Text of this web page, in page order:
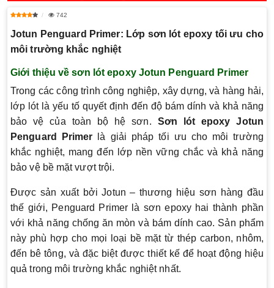
742
Jotun Penguard Primer: Lớp sơn lót epoxy tối ưu cho
môi trường khắc nghiệt
Giới thiệu về sơn lót epoxy Jotun Penguard Primer
Trong các công trình công nghiệp, xây dựng, và hàng hải,
lớp lót là yếu tố quyết định đến độ bám dính và khả năng
bảo vệ của toàn bộ hệ sơn. Sơn lót epoxy Jotun
Penguard Primer là giải pháp tối ưu cho môi trường
khắc nghiệt, mang đến lớp nền vững chắc và khả năng
bảo vệ bề mặt vượt trội.
Được sản xuất bởi Jotun – thương hiệu sơn hàng đầu
thế giới, Penguard Primer là sơn epoxy hai thành phần
với khả năng chống ăn mòn và bám dính cao. Sản phẩm
này phù hợp cho mọi loại bề mặt từ thép carbon, nhôm,
đến bê tông, và đặc biệt được thiết kế để hoạt động hiệu
quả trong môi trường khắc nghiệt nhất.